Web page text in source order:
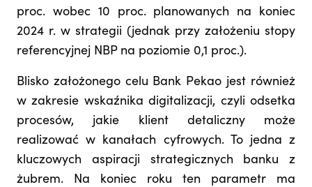
proc. wobec 10 proc. planowanych na koniec
2024 r. w strategii (jednak przy założeniu stopy
referencyjnej NBP na poziomie 0,1 proc.).
Blisko założonego celu Bank Pekao jest również
w zakresie wskaźnika digitalizacji, czyli odsetka
procesów, jakie klient detaliczny może
realizować w kanałach cyfrowych. To jedna z
kluczowych aspiracji strategicznych banku z
żubrem. Na koniec roku ten parametr ma